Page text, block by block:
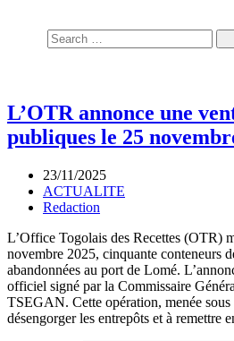
L’OTR annonce une
publiques le 25
23/11/2025
ACTUALITE
Redaction
L’Office Togolais des Recettes (OTR)
novembre 2025, cinquante conteneurs
abandonnées au port de Lomé.
officiel signé par la Commissaire
TSEGAN. Cette opération, menée sous
désengorger les entrepôts et à